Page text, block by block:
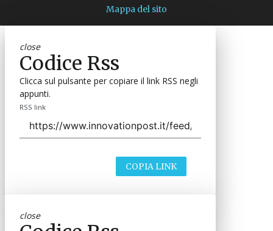
Mappa del sito
close
Codice Rss
Clicca sul pulsante per copiare il link RSS negli
appunti.
RSS link
COPIA LINK
close